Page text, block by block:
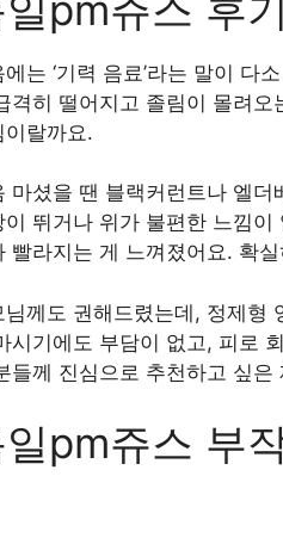
에는 ‘기력 음료’라는 말이
격히 떨어지고 졸림이 몰려
이랄까요.
마셨을 땐 블랙커런트나 엘
이 뛰거나 위가 불편한 느낌
빨라지는 게 느껴졌어요. 확
님께도 권해드렸는데, 정제형
시기에도 부담이 없고, 피로
들께 진심으로 추천하고 싶은
pm쥬스 부